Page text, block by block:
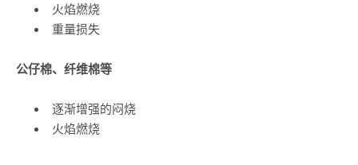
火焰燃烧
重量损失
公仔棉、纤维棉等
逐渐增强的闷烧
火焰燃烧